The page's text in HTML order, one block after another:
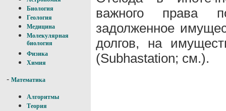
Биология
Геология
Медицина
Молекулярная
биология
Физика
Химия
- Математика
Алгоритмы
Теория
важного права
задолженное
долгов, на
(Subhastation; см.).